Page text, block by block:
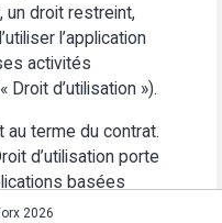
un droit restreint,
l’application
activités
d’utilisation »).
au terme du contrat.
d’utilisation porte
basées
d’utiliser
2026